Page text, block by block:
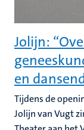
Jolijn:
en
Tijdens de
Jolijn van Vugt